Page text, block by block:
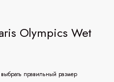
Olympics Wet
правильный размер